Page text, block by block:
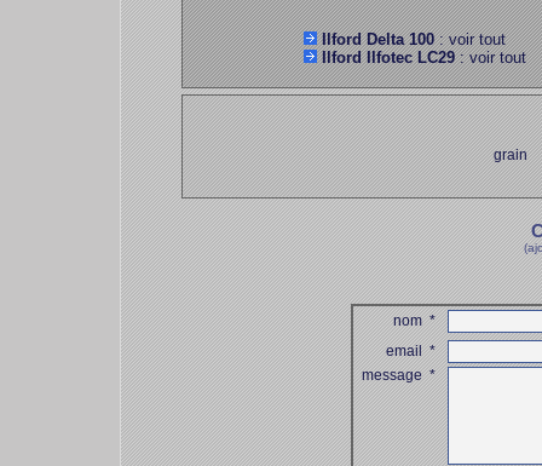
Ilford Delta 100: voir tout
Ilford Ilfotec LC29: voir tout
grain
nom*
email*
message*